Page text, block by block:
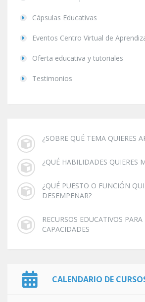
Cápsulas Educativas
Eventos Centro Virtual de
Oferta educativa y tutoriales
Testimonios
¿SOBRE QUÉ TEMA QUIERES
¿QUÉ HABILIDADES QUIERES
¿QUÉ PUESTO O FUNCIÓN
DESEMPEÑAR?
RECURSOS EDUCATIVOS
CAPACIDADES
CALENDARIO DE